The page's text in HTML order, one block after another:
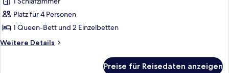
Betten
anzeigen
Platz für 4 Personen
1 Queen-Bett und 2 Einzelbetten
Weitere Details
Weitere
Preise für Reisedaten anzeigen